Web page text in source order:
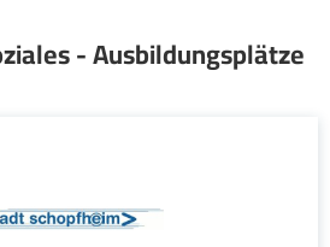
- Ausbildungsplätze